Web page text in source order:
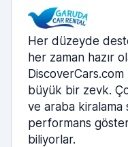
Her düzeyde
her zaman hazır
DiscoverCars.com
büyük bir zevk.
ve araba kiralama
performans
biliyorlar.